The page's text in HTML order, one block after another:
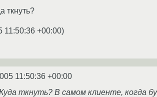
ткнуть?
11:50:36 +00:00)
11:50:36 +00:00
ткнуть? В самом клиенте, когда